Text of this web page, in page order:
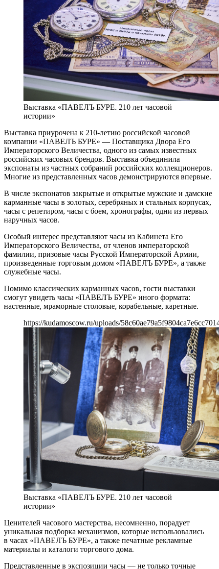
Выставка «ПАВЕЛЪ БУРЕ. 210 лет часовой
истории»
Выставка приурочена к 210-летию российской часовой
компании «ПАВЕЛЪ БУРЕ» — Поставщика Двора Его
Императорского Величества, одного из самых известных
российских часовых брендов. Выставка объединила
экспонаты из частных собраний российских коллекционеров.
Многие из представленных часов демонстрируются впервые.
В числе экспонатов закрытые и открытые мужские и дамские
карманные часы в золотых, серебряных и стальных корпусах,
часы с репетиром, часы с боем, хронографы, одни из первых
наручных часов.
Особый интерес представляют часы из Кабинета Его
Императорского Величества, от членов императорской
фамилии, призовые часы Русской Императорской Армии,
произведенные торговым домом «ПАВЕЛЪ БУРЕ», а также
служебные часы.
Помимо классических карманных часов, гости выставки
смогут увидеть часы «ПАВЕЛЪ БУРЕ» иного формата:
настенные, мраморные столовые, корабельные, каретные.
https://kudamoscow.ru/uploads/
Выставка «ПАВЕЛЪ БУРЕ. 210 лет часовой
истории»
Ценителей часового мастерства, несомненно, порадует
уникальная подборка механизмов, которые использовались
в часах «ПАВЕЛЪ БУРЕ», а также печатные рекламные
материалы и каталоги торгового дома.
Представленные в экспозиции часы — не только точные